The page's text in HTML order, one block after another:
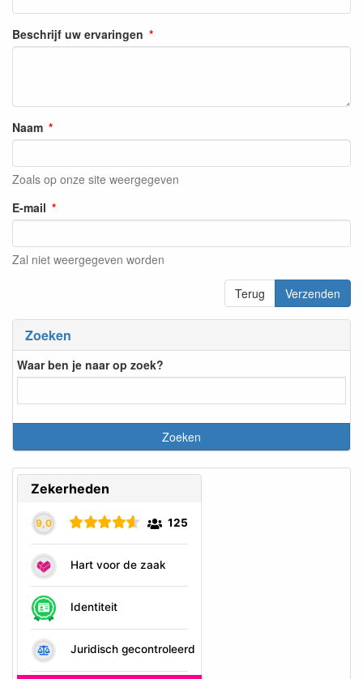
Zoeken
Waar ben je naar op zoek?
Beschrijf uw ervaringen
Naam
Zoals op onze site weergegeven
E-mail
Zal niet weergegeven worden
Terug Verzenden